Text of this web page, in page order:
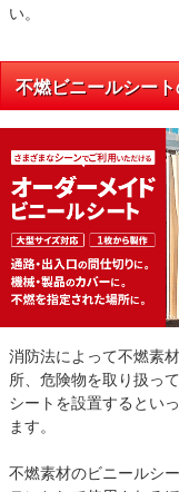
い。
不燃ビニールシー
消防法によって不燃素
所、危険物を取り扱っ
シートを設置するとい
ます。
不燃素材のビニールシ